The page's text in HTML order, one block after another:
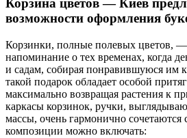
Корзина цветов — Киев
возможности оформления
Корзинки, полные полевых цветов, —
напоминание о тех временах, когда
и садам, собирая понравившуюся им
такой подарок обладает особой
максимально возвращая растения к
каркасы корзинок, ручки,
массы, очень гармонично сочетаются
композиции можно включать: